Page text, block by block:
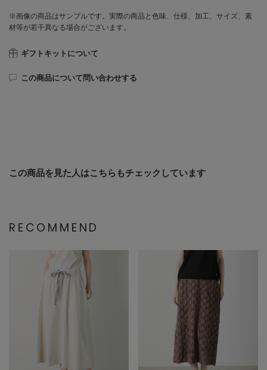
※画像の商品はサンプルです。実際の商品と色味、仕様、加工、サイズ、素
材等が若干異なる場合がございます。
ギフトキットについて
この商品について問い合わせする
この商品を見た人はこちらもチェックしています
RECOMMEND